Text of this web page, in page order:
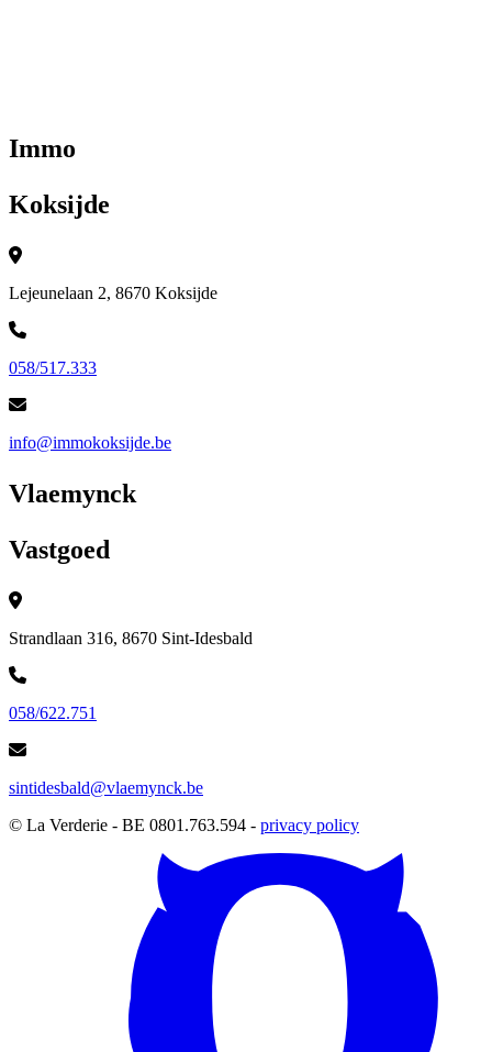
Immo
Koksijde
Lejeunelaan 2, 8670 Koksijde
058/517.333
info@immokoksijde.be
Vlaemynck
Vastgoed
Strandlaan 316, 8670 Sint-Idesbald
058/622.751
sintidesbald@vlaemynck.be
© La Verderie - BE 0801.763.594 - privacy policy